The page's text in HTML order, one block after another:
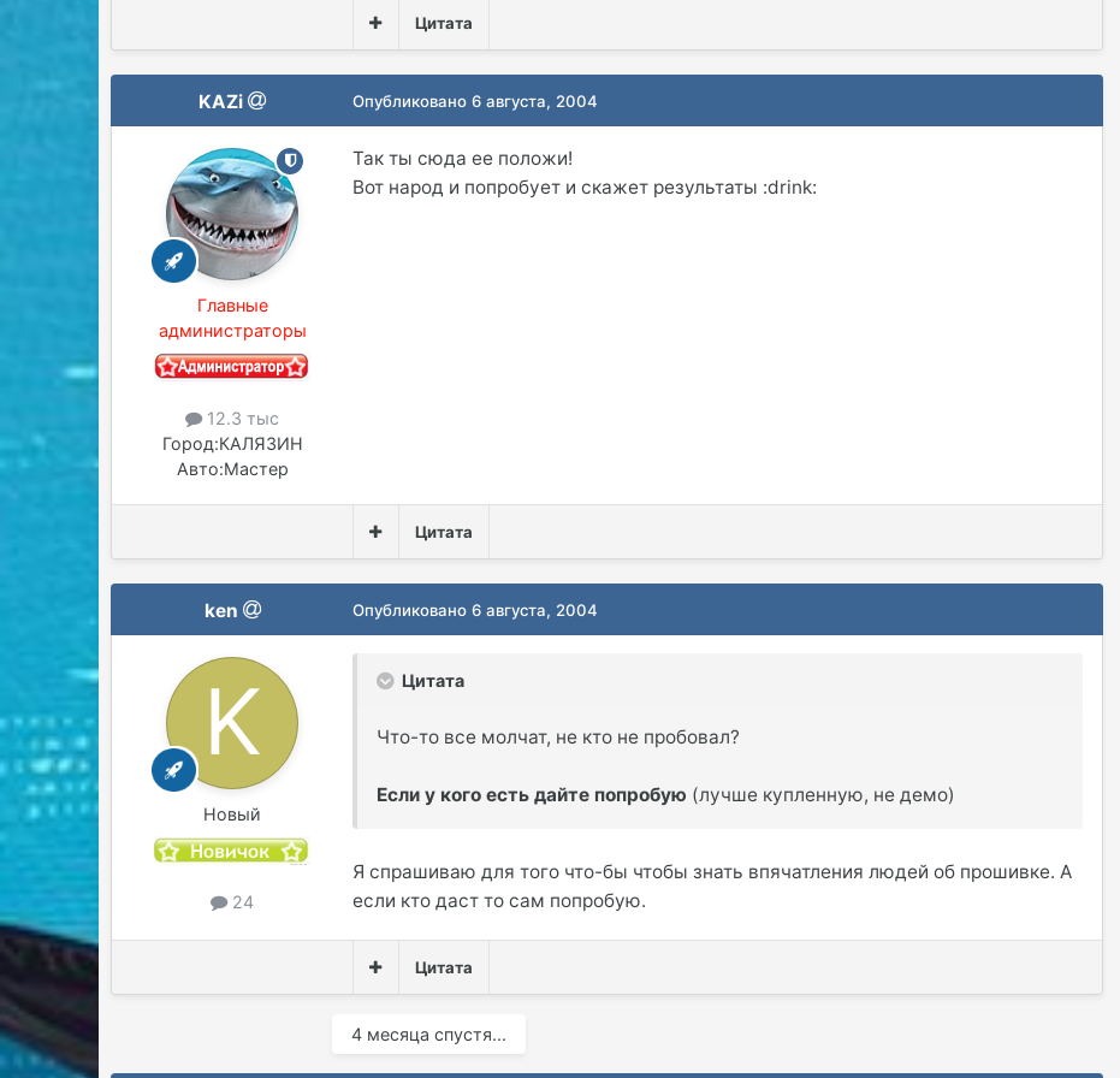
Цитата
KAZi
Главные
администраторы
12.3 тыс
Город:КАЛЯЗИН
Авто:Мастер
Опубликовано6 августа, 2004
Так ты сюда ее положи!
Вот народ и попробует и скажет результаты :drink:
Цитата
ken
Новый
24
Опубликовано6 августа, 2004
Цитата
Что-то все молчат, не кто не пробовал?
Если у кого есть дайте попробую (лучше купленную, не демо)
Я спрашиваю для того что-бы чтобы знать впячатления людей об прошивке. А
если кто даст то сам попробую.
Цитата
4 месяца спустя...